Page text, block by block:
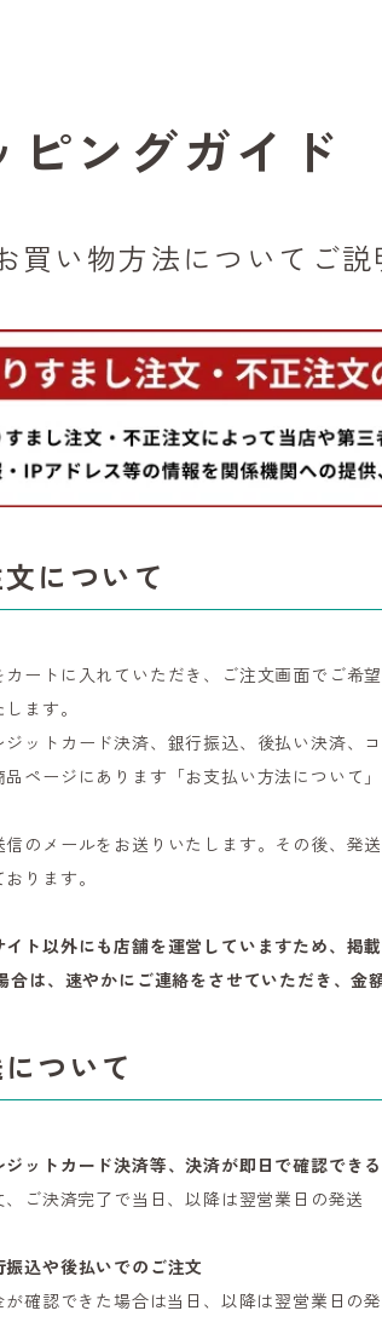
ピングガイド
買い物方法についてご説
について
カートに入れていただき、ご注文画面でご希
ます。
ットカード決済、銀行振込、後払い決済、
ページにあります「お支払い方法について
信のメールをお送りいたします。その後、発
ります。
イト以外にも店舗を運営していますため、掲
合は、速やかにご連絡をさせていただき、金
ついて
ジットカード決済等、決済が即日で確認でき
、ご決済完了で当日、以降は翌営業日の発送
込や後払いでのご注文
が確認できた場合は当日、以降は翌営業日の